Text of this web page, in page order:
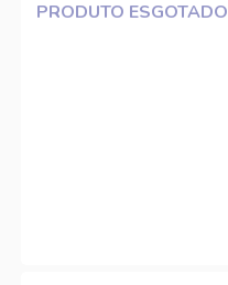
PRODUTO ESGOTADO